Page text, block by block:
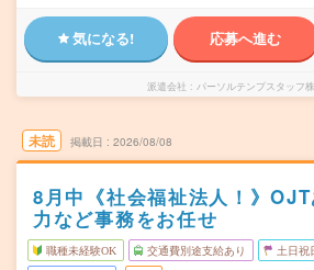
気になる! 応募へ進む
派遣会社 パーソルテンプスタッフ
未読 掲載日 2026/08/08
8月中《社会福祉法人！》
力など事務をお任せ
職種未経験OK 交通費別途支給あり 土日祝